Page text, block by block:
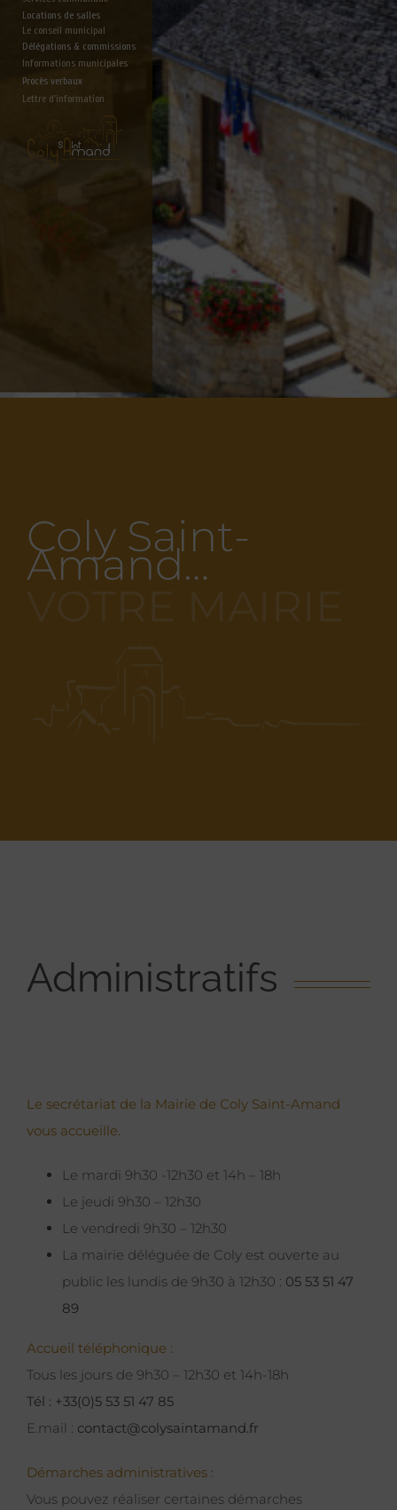
Locations de salles
Le conseil municipal
Délégations & commissions
Informations municipales
Lettre d'information
Procès verbaux
Coly Saint-
Amand…
Administratifs
Le secrétariat de la Mairie de Coly Saint-Amand
vous accueille.
Le mardi 9h30 -12h30 et 14h – 18h
Le jeudi 9h30 – 12h30
Le vendredi 9h30 – 12h30
La mairie déléguée de Coly est ouverte au
public les lundis de 9h30 à 12h30 : 05 53 51 47
89
Accueil téléphonique :
Tous les jours de 9h30 – 12h30 et 14h-18h
Tél : +33(0)5 53 51 47 85
E.mail : contact@colysaintamand.fr
Démarches administratives :
Vous pouvez réaliser certaines démarches